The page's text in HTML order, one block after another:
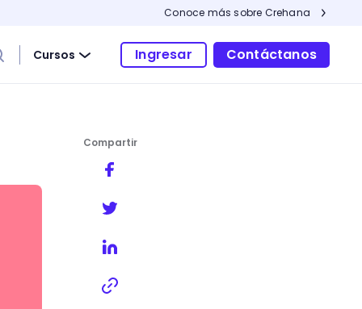
Conoce más sobre Crehana
Cursos Ingresar Contáctanos
Compartir